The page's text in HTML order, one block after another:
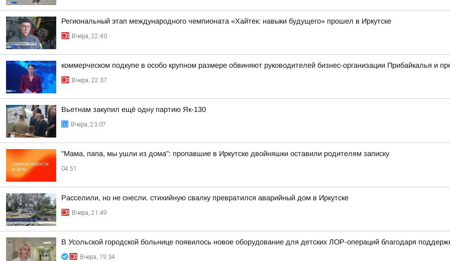
Региональный этап международного чемпионата «Хайтек: навыки будущего» прошел в Иркутске
Вчера, 22:40
коммерческом подкупе в особо крупном размере обвиняют руководителей бизнес-организации Прибайкалья и
Вчера, 22:37
Вьетнам закупил ещё одну партию Як-130
Вчера, 23:07
"Мама, папа, мы ушли из дома": пропавшие в Иркутске двойняшки оставили родителям записку
04:51
Расселили, но не снесли. стихийную свалку превратился аварийный дом в Иркутске
Вчера, 21:49
В Усольской городской больнице появилось новое оборудование для детских ЛОР-операций благодаря
Вчера, 19:34